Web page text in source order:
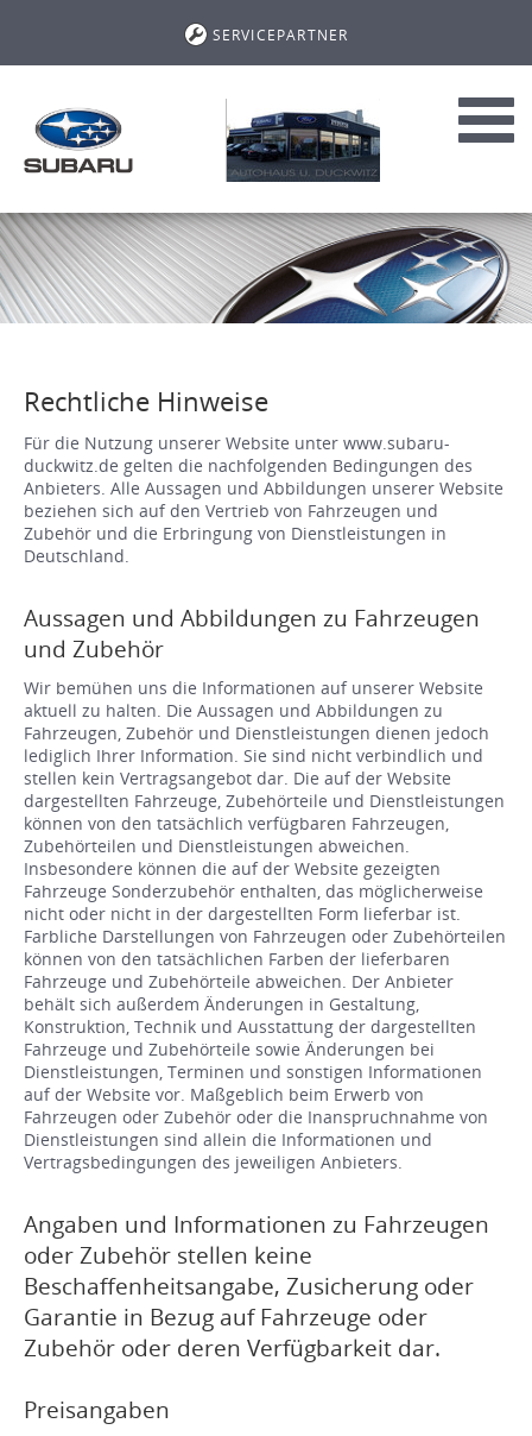
SERVICEPARTNER
Rechtliche Hinweise
Für die Nutzung unserer Website unter www.subaru-
duckwitz.de gelten die nachfolgenden Bedingungen des
Anbieters. Alle Aussagen und Abbildungen unserer Website
beziehen sich auf den Vertrieb von Fahrzeugen und
Zubehör und die Erbringung von Dienstleistungen in
Deutschland.
Aussagen und Abbildungen zu Fahrzeugen
und Zubehör
Wir bemühen uns die Informationen auf unserer Website
aktuell zu halten. Die Aussagen und Abbildungen zu
Fahrzeugen, Zubehör und Dienstleistungen dienen jedoch
lediglich Ihrer Information. Sie sind nicht verbindlich und
stellen kein Vertragsangebot dar. Die auf der Website
dargestellten Fahrzeuge, Zubehörteile und Dienstleistungen
können von den tatsächlich verfügbaren Fahrzeugen,
Zubehörteilen und Dienstleistungen abweichen.
Insbesondere können die auf der Website gezeigten
Fahrzeuge Sonderzubehör enthalten, das möglicherweise
nicht oder nicht in der dargestellten Form lieferbar ist.
Farbliche Darstellungen von Fahrzeugen oder Zubehörteilen
können von den tatsächlichen Farben der lieferbaren
Fahrzeuge und Zubehörteile abweichen. Der Anbieter
behält sich außerdem Änderungen in Gestaltung,
Konstruktion, Technik und Ausstattung der dargestellten
Fahrzeuge und Zubehörteile sowie Änderungen bei
Dienstleistungen, Terminen und sonstigen Informationen
auf der Website vor. Maßgeblich beim Erwerb von
Fahrzeugen oder Zubehör oder die Inanspruchnahme von
Dienstleistungen sind allein die Informationen und
Vertragsbedingungen des jeweiligen Anbieters.
Angaben und Informationen zu Fahrzeugen
oder Zubehör stellen keine
Beschaffenheitsangabe, Zusicherung oder
Garantie in Bezug auf Fahrzeuge oder
Zubehör oder deren Verfügbarkeit dar.
Preisangaben